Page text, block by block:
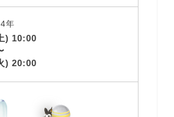
年
) 10:00
) 20:00